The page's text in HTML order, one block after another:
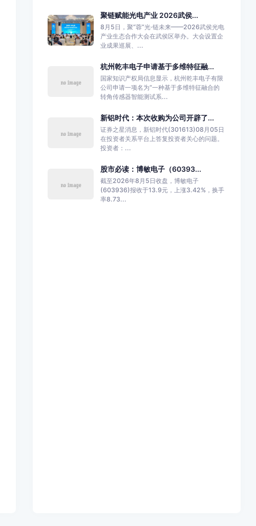
聚链赋能光电产业 2026武侯...
8月5日，聚“蓉”光·链未来——2026武侯光电
产业生态合作大会在武侯区举办。大会设置企
业成果巡展、...
杭州乾丰电子申请基于多维特征融...
国家知识产权局信息显示，杭州乾丰电子有限
公司申请一项名为“一种基于多维特征融合的
转角传感器智能测试系...
新铝时代：本次收购为公司开辟了...
证券之星消息，新铝时代(301613)08月05日
在投资者关系平台上答复投资者关心的问题。
投资者：...
股市必读：博敏电子（60393...
截至2026年8月5日收盘，博敏电子
(603936)报收于13.9元，上涨3.42%，换手
率8.73...